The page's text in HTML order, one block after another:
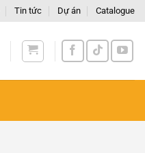
Tin tức Dự án Catalogue